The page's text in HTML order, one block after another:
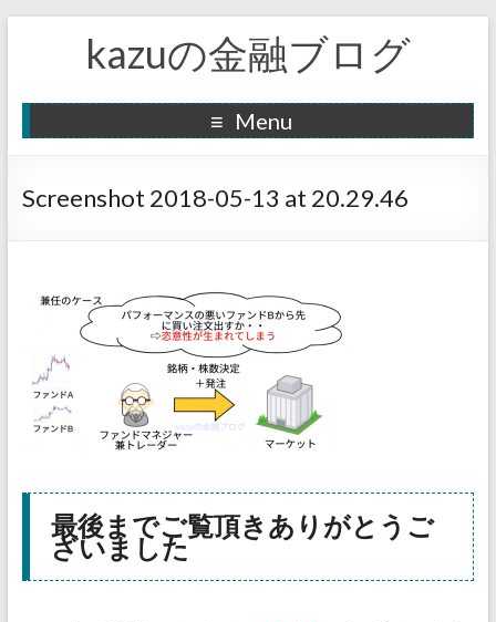
kazuの金融ブログ
Menu
Screenshot 2018-05-13 at 20.29.46
最後までご覧頂きありがとうご
ざいました